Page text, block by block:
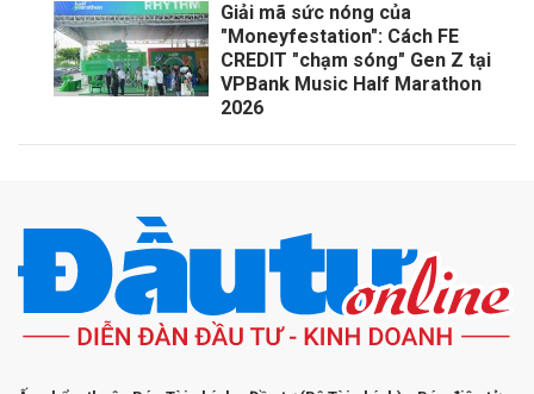
Giải mã sức nóng của
"Moneyfestation": Cách FE
CREDIT "chạm sóng" Gen Z tại
VPBank Music Half Marathon
2026